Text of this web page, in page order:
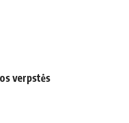
verpstės